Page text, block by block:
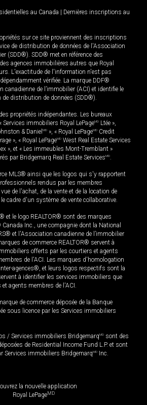
au Canada
Dernières inscriptions au
sur ce site proviennent des inscriptions
de distribution de données de l'Association
(SDD®). SDD® met en référence des
agences immobilières autres que Royal
L'exactitude de l'information n'est pas
vérifiée. La marque DDF®
canadienne de l’immobilier (ACI) et identifie le
de distribution de données (SDD®).
propriétés indépendantes. Les bureaux
immobiliers Royal LePageMD Ltée »,
& Daniel MD », « Royal LePageMD Credit
», « Royal LePageMD West Real Estate Services
», et « Les immeubles Mont-Tremblant »
par Bridgemarq Real Estate ServicesMD.
MLS® ainsi que les logos qui s'y rapportent
rendus par les membres
de l'achat, de la vente et de la location de
cadre d'un système de vente collaborative.
et le logo REALTOR® sont des marques
Canada Inc., une compagnie dont la National
et l'Association canadienne de l’immobilier
de commerce REALTOR® servent à
offerts par les courtiers et agents
de l'ACI. Les marques d'homologation
agences®, et leurs logos respectifs sont la
à identifier les services immobiliers que
agents membres de l'ACI.
de commerce déposée de la Banque
sous licence par les Services immobiliers
/ Services immobiliers BridgemarqMD sont des
de Residential Income Fund L.P. et sont
Services immobiliers BridgemarqMD Inc.
la nouvelle application
Royal LePageMD